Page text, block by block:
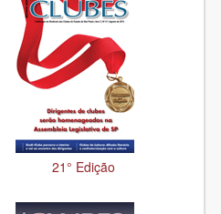
21° Edição